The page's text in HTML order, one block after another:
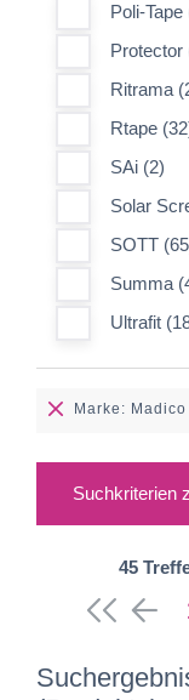
Poli-Tape
Protector
Ritrama
Rtape
SAi (2)
Solar
SOTT
Summa
Ultrafit
Marke: Madico
Suchkriterien
45